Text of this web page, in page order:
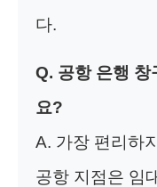
다.
Q. 공항 은행 창
요?
A. 가장 편리하
공항 지점은 임